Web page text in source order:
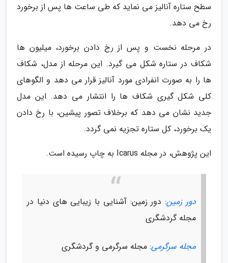
سطح ستاره آنالیز می نماید که طی ساعت ها پس از برخورد
رخ می دهد.
در مرحله نخست و پس از رخ دادن برخورد، میلیون ها
شکاف در ستاره شکل می گیرد. این مرحله از مدل، شکاف
ها را به صورت انفرادی مورد آنالیز قرار می دهد و الگوهای
کلی شکل گیری شکاف ها را انتشار می دهد. این مدل
جدید نشان می دهد که برخلاف تصور پیشین، با رخ دادن
یک برخورد، کل ستاره تجزیه نمی گردد.
این پژوهش، در مجله Icarus به چاپ رسیده است.
دور زمین: دور زمین: آشنایی با زیبایی های دنیا در
مجله گردشگری
مجله سرگرمی: مجله سرگرمی و گردشگری